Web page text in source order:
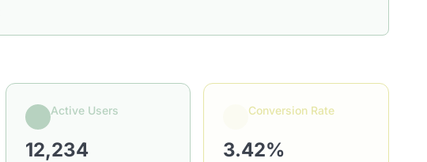
Active Users
12,234
Conversion Rate
3.42%